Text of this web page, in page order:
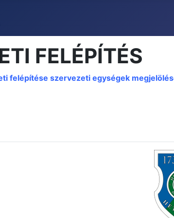
FELÉPÍTÉS
felépítése szervezeti egységek